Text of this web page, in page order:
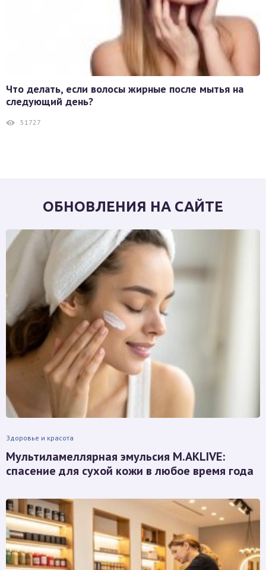
Что делать, если волосы жирные после мытья на
следующий день?
51727
ОБНОВЛЕНИЯ НА САЙТЕ
Здоровье и красота
Мультиламеллярная эмульсия M.AKLIVE:
спасение для сухой кожи в любое время года